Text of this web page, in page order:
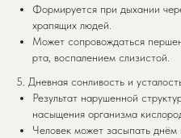
Формируется при дыхании
храпящих людей.
Может сопровождаться
рта, воспалением слизистой.
5. Дневная сонливость и
Результат нарушенной
насыщения организма
Человек может засыпать